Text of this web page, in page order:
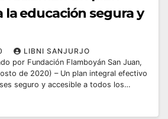
la educación segura y
LIBNI SANJURJO
por Fundación Flamboyán San Juan,
de 2020) – Un plan integral efectivo
seguro y accesible a todos los…